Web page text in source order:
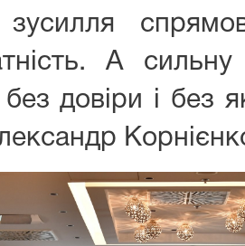
зусилля
А
довіри і без